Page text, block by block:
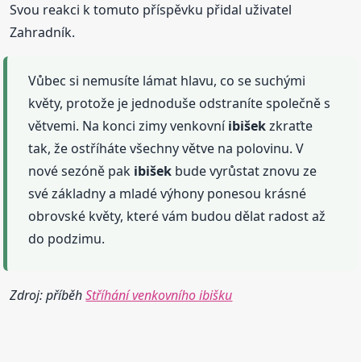
Svou reakci k tomuto příspěvku přidal uživatel
Zahradník.
Vůbec si nemusíte lámat hlavu, co se suchými
květy, protože je jednoduše odstraníte společně s
větvemi. Na konci zimy venkovníibišekzkraťte
tak, že ostříháte všechny větve na polovinu. V
nové sezóně pak ibišek bude vyrůstat znovu ze
své základny a mladé výhony ponesou krásné
obrovské květy, které vám budou dělat radost až
do podzimu.
Zdroj: příběhStříhání venkovního ibišku